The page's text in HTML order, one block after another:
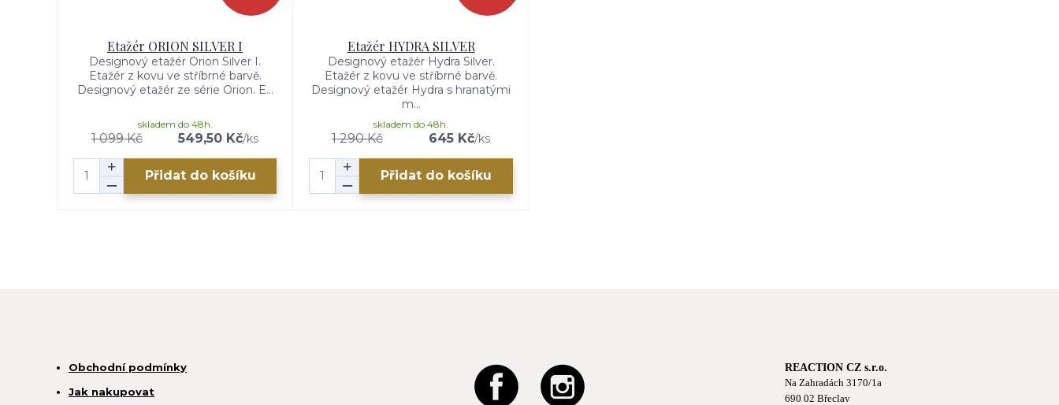
Etažér ORION SILVER I
Designový etažér Orion Silver I.
Etažér z kovu ve stříbrné barvě.
Designový etažér ze série Orion. E...
1 099 Kč 549,50 Kč/ks
skladem do 48h.
Přidat do košíku
Etažér HYDRA SILVER
Designový etažér Hydra Silver.
Etažér z kovu ve stříbrné barvě.
Designový etažér Hydra s hranatými
m...
1 290 Kč 645 Kč/ks
skladem do 48h.
Přidat do košíku
Obchodní podmínky
Jak nakupovat
REACTION CZ s.r.o.
Na Zahradách 3170/1a
690 02 Břeclav